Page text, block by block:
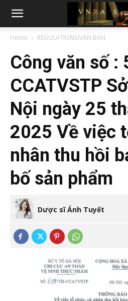
Home REGULATIONS/VĂN BẢN
Công văn số :
CCATVSTP
Nội ngày 25
2025 Về việc
nhân thu hồi
bố sản phẩm
Dược sĩ Ánh Tuyết